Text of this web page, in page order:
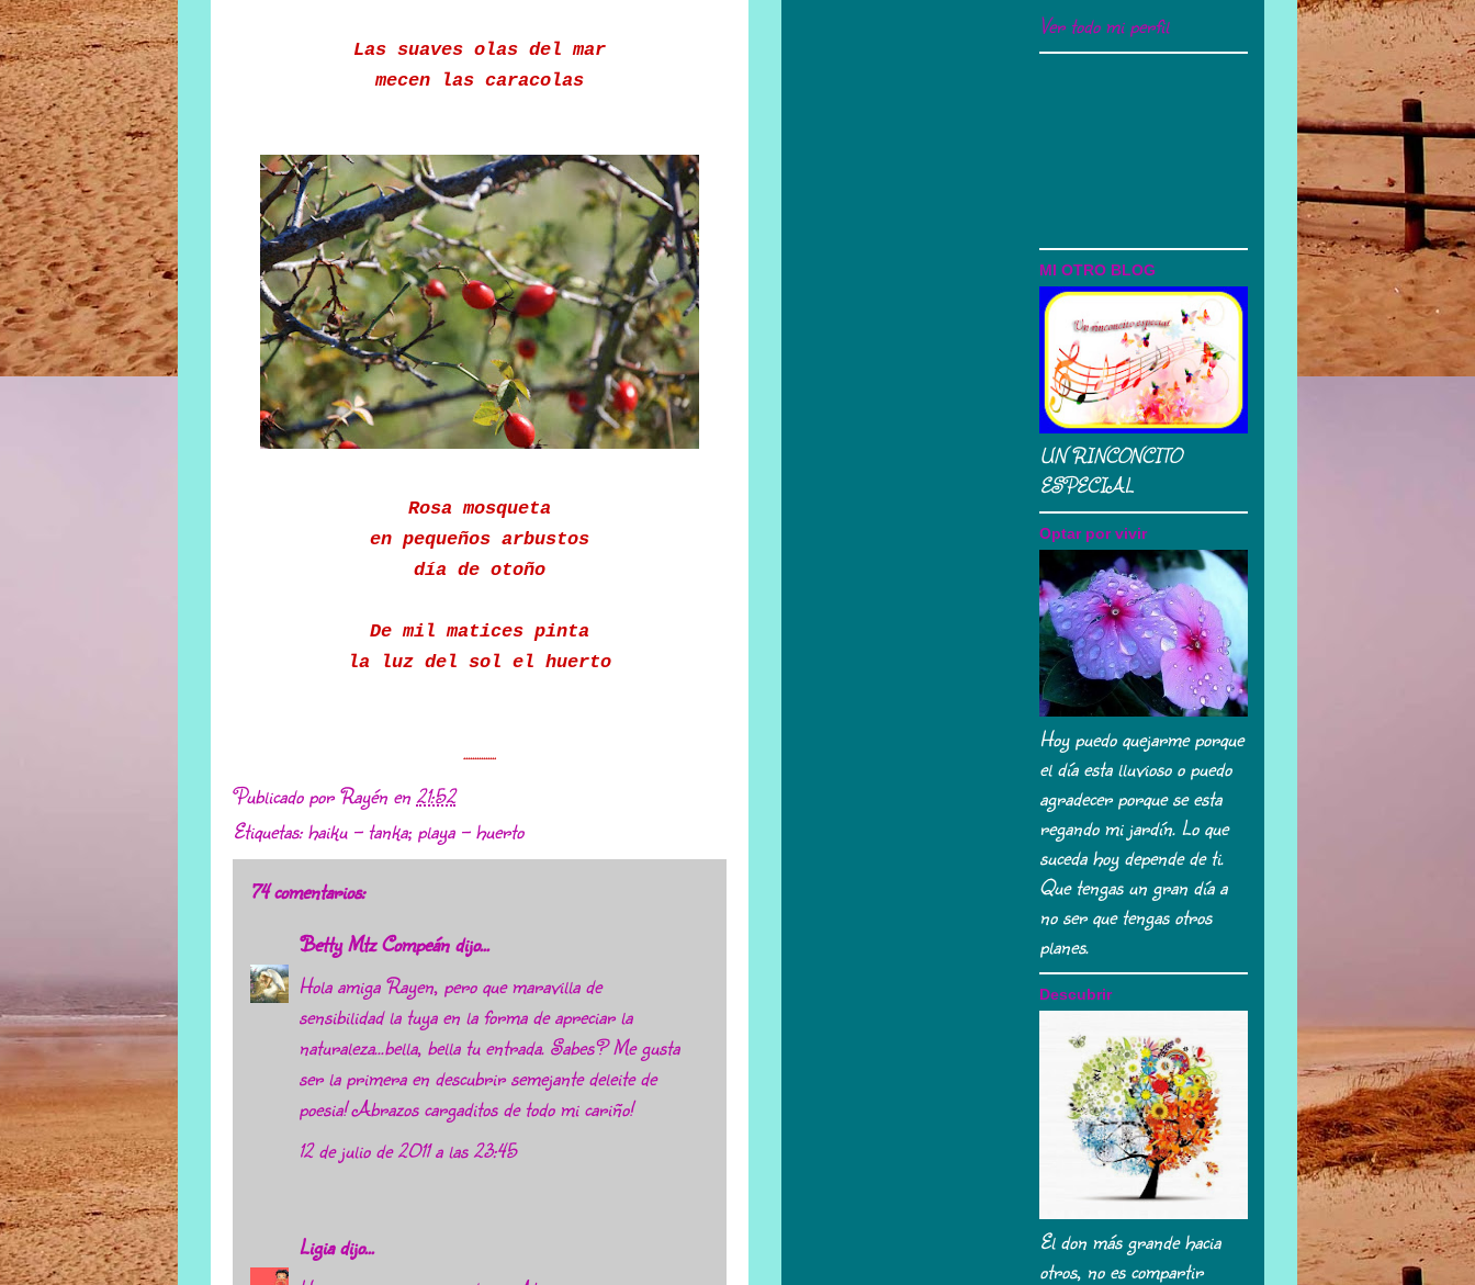
Las suaves olas del mar
mecen las caracolas
Rosa mosqueta
en pequeños arbustos
día de otoño
De mil matices pinta
la luz del sol el huerto
...............
Publicado porRayén en21:52
Etiquetas:haiku - tanka; playa - huerto
74 comentarios:
Betty Mtz Compeándijo...
Hola amiga Rayen, pero que maravilla de
sensibilidad la tuya en la forma de apreciar la
naturaleza...bella, bella tu entrada. Sabes? Me gusta
ser la primera en descubrir semejante deleite de
poesia! Abrazos cargaditos de todo mi cariño!
12 de julio de 2011 a las 23:45
Ligiadijo...
Ver todo mi perfil
MI OTRO BLOG
UN RINCONCITO
ESPECIAL
Optar por vivir
Hoy puedo quejarme porque
el día esta lluvioso o puedo
agradecer porque se esta
regando mi jardín. Lo que
suceda hoy depende de ti.
Que tengas un gran día a
no ser que tengas otros
planes.
Descubrir
El don más grande hacia
otros, no es compartir